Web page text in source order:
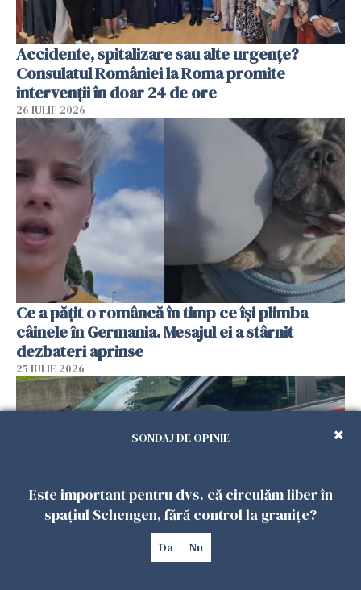
Accidente, spitalizare sau alte urgențe?
Consulatul României la Roma promite
intervenții în doar 24 de ore
26 IULIE 2026
Ce a pățit o româncă în timp ce își plimba
câinele în Germania. Mesajul ei a stârnit
dezbateri aprinse
25 IULIE 2026
SONDAJ DE OPINIE
Este important pentru dvs. că circulăm liber în
spațiul Schengen, fără control la granițe?
Da Nu